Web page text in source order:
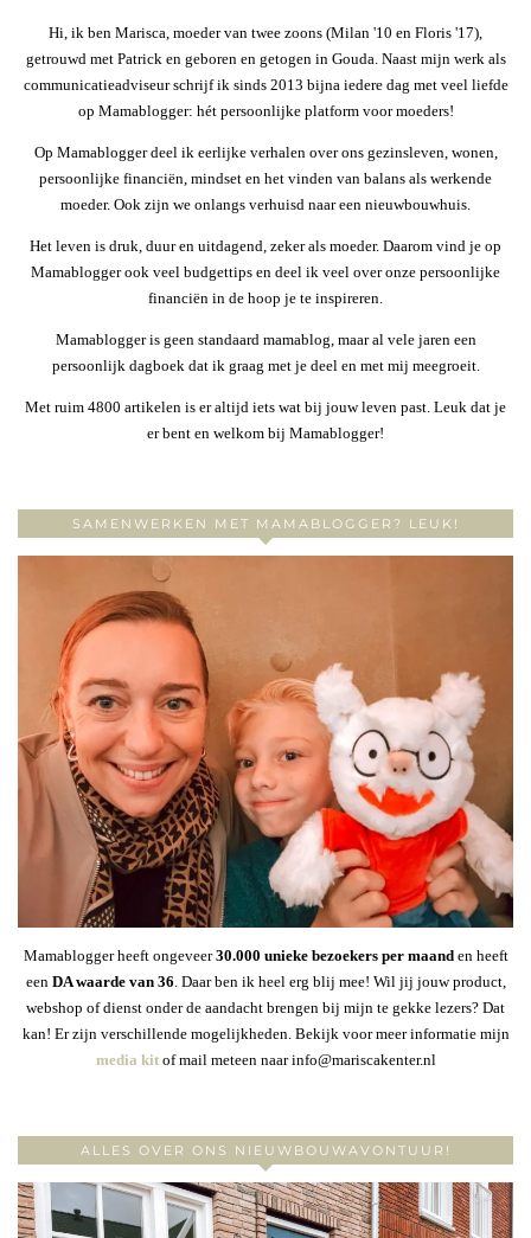
Hi, ik ben Marisca, moeder van twee zoons (Milan '10 en Floris '17),
getrouwd met Patrick en geboren en getogen in Gouda. Naast mijn werk als
communicatieadviseur schrijf ik sinds 2013 bijna iedere dag met veel liefde
op Mamablogger: hét persoonlijke platform voor moeders!
Op Mamablogger deel ik eerlijke verhalen over ons gezinsleven, wonen,
persoonlijke financiën, mindset en het vinden van balans als werkende
moeder. Ook zijn we onlangs verhuisd naar een nieuwbouwhuis.
Het leven is druk, duur en uitdagend, zeker als moeder. Daarom vind je op
Mamablogger ook veel budgettips en deel ik veel over onze persoonlijke
financiën in de hoop je te inspireren.
Mamablogger is geen standaard mamablog, maar al vele jaren een
persoonlijk dagboek dat ik graag met je deel en met mij meegroeit.
Met ruim 4800 artikelen is er altijd iets wat bij jouw leven past. Leuk dat je
er bent en welkom bij Mamablogger!
SAMENWERKEN MET MAMABLOGGER? LEUK!
Mamablogger heeft ongeveer30.000 unieke bezoekers per maanden heeft
een DA waarde van 36 . Daar ben ik heel erg blij mee! Wil jij jouw product,
webshop of dienst onder de aandacht brengen bij mijn te gekke lezers? Dat
kan! Er zijn verschillende mogelijkheden. Bekijk voor meer informatie mijn
media kitof mail meteen naar info@mariscakenter.nl
ALLES OVER ONS NIEUWBOUWAVONTUUR!